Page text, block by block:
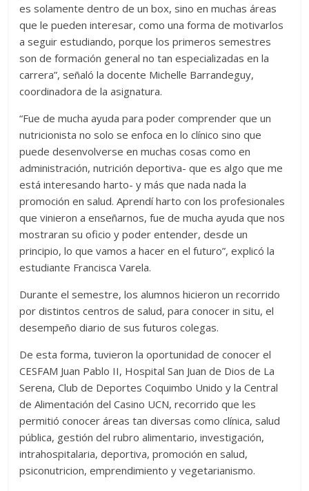
es solamente dentro de un box, sino en muchas áreas
que le pueden interesar, como una forma de motivarlos
a seguir estudiando, porque los primeros semestres
son de formación general no tan especializadas en la
carrera”, señaló la docente Michelle Barrandeguy,
coordinadora de la asignatura.
“Fue de mucha ayuda para poder comprender que un
nutricionista no solo se enfoca en lo clínico sino que
puede desenvolverse en muchas cosas como en
administración, nutrición deportiva- que es algo que me
está interesando harto- y más que nada nada la
promoción en salud. Aprendí harto con los profesionales
que vinieron a enseñarnos, fue de mucha ayuda que nos
mostraran su oficio y poder entender, desde un
principio, lo que vamos a hacer en el futuro”, explicó la
estudiante Francisca Varela.
Durante el semestre, los alumnos hicieron un recorrido
por distintos centros de salud, para conocer in situ, el
desempeño diario de sus futuros colegas.
De esta forma, tuvieron la oportunidad de conocer el
CESFAM Juan Pablo II, Hospital San Juan de Dios de La
Serena, Club de Deportes Coquimbo Unido y la Central
de Alimentación del Casino UCN, recorrido que les
permitió conocer áreas tan diversas como clínica, salud
pública, gestión del rubro alimentario, investigación,
intrahospitalaria, deportiva, promoción en salud,
psiconutricion, emprendimiento y vegetarianismo.